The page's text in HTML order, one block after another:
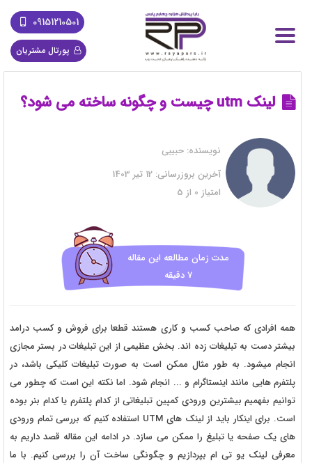
09151210501
پورتال مشتریان
لینک utm چیست و چگونه ساخته می شود؟
نویسنده: حبیبی
آخرین بروزرسانی:
امتیاز 0 از 5
مدت زمان مطالعه این مقاله
7 دقیقه
همه افرادی که صاحب کسب و کاری هستند قطعا برای فروش و کسب درامد
بیشتر دست به تبلیغات زده اند. بخش عظیمی از این تبلیغات در بستر مجازی
انجام میشود. به طور مثال ممکن است به صورت تبلیغات کلیکی باشد، در
پلتفرم هایی مانند اینستاگرام و ... انجام شود. اما نکته این است که چطور می
توانیم بفهمیم بیشترین ورودی کمپین تبلیغاتی از کدام پلتفرم یا کدام بنر بوده
است. برای اینکار باید از لینک های UTM استفاده کنیم که بررسی تمام ورودی
های یک صفحه یا تبلیغ را ممکن می سازد. در ادامه این مقاله قصد داریم به
معرفی لینک یو تی ام بپردازیم و چگونگی ساخت آن را بررسی کنیم. با ما